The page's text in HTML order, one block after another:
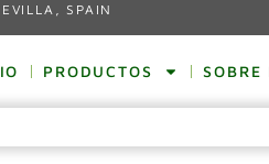
SPAIN
PRODUCTOS SOBRE